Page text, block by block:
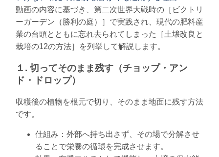
動画の内容に基づき、第二次世界大戦時の［ビクトリ
ーガーデン（勝利の庭）］で実践され、現代の肥料産
業の台頭とともに忘れ去られてしまった［土壌改良と
栽培の12の方法］を列挙して解説します。
１. 切ってそのまま残す（チョップ・アン
ド・ドロップ）
収穫後の植物を根元で切り、そのまま地面に残す方法
です。
仕組み：外部へ持ち出さず、その場で分解させ
ることで栄養の循環を完成させます。